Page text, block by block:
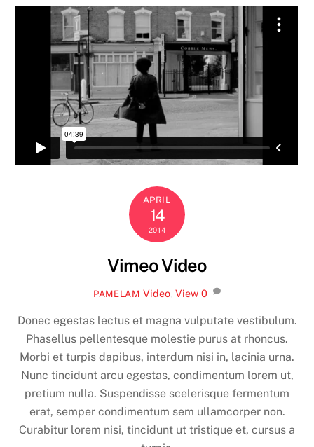
APRIL
14
2014
Vimeo Video
PAMELAM Video, View 0
Donec egestas lectus et magna vulputate vestibulum.
Phasellus pellentesque molestie purus at rhoncus.
Morbi et turpis dapibus, interdum nisi in, lacinia urna.
Nunc tincidunt arcu egestas, condimentum lorem ut,
pretium nulla. Suspendisse scelerisque fermentum
erat, semper condimentum sem ullamcorper non.
Curabitur lorem nisi, tincidunt ut tristique et, cursus a